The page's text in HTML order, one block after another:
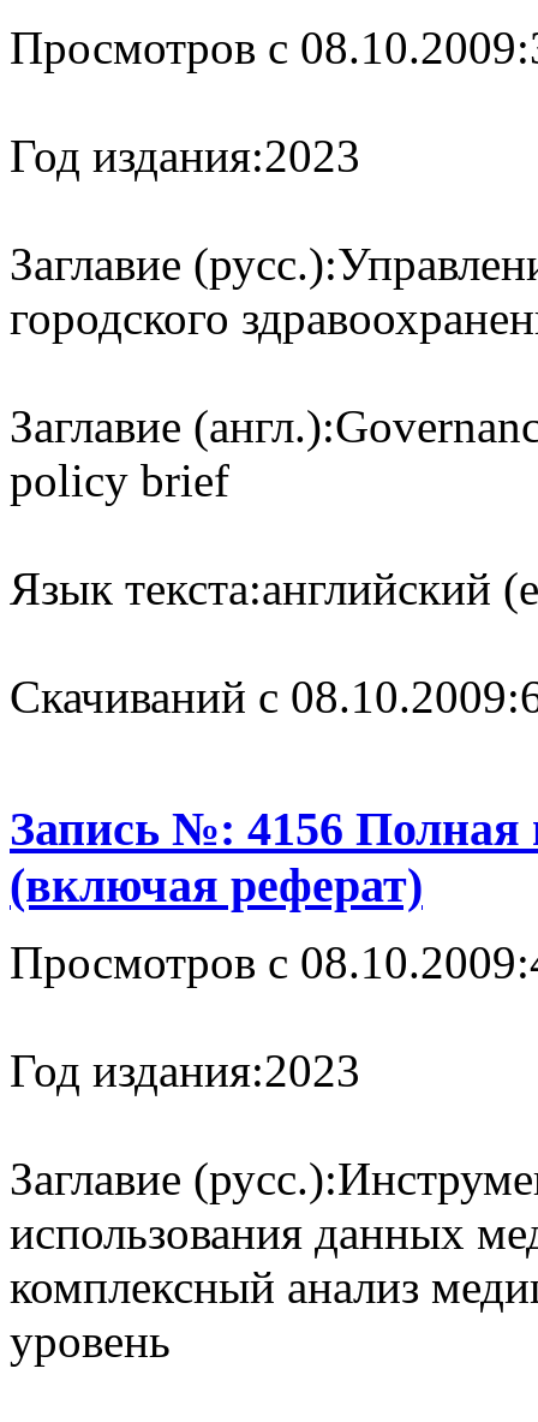
Просмотров с 08.10.2009:
Год издания:2023
Заглавие (русс.):
городского
Заглавие (англ.):
policy brief
Язык текста:английский
Cкачиваний с 08.10.2009:
Запись №: 4156 Полная
(включая реферат)
Просмотров с 08.10.2009:
Год издания:2023
Заглавие (русс.):
использования данных
комплексный анализ
уровень